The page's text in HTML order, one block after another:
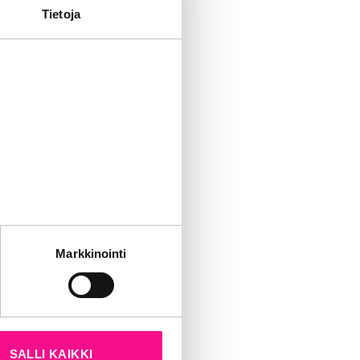
Tietoja
sivustoamme.
Markkinointi
SALLI KAIKKI